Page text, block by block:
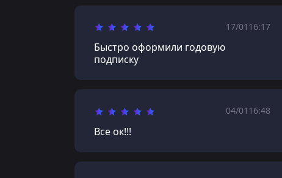
17/01 16:17
Быстро оформили годовую
подписку
04/01 16:48
Все ок!!!